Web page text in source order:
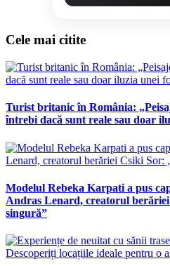
Cele mai citite
Turist britanic în România:
întrebi dacă sunt reale sau doar
Modelul Rebeka Karpati a pus
Andras Lenard, creatorul
singură”